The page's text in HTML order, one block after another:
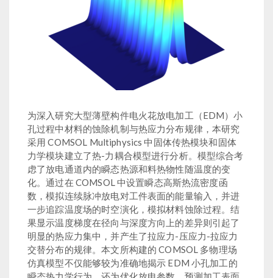
为深入研究大型薄壁构件电火花放电加工（EDM）小
孔过程中材料的蚀除机制与热应力分布规律，本研究
采用 COMSOL Multiphysics 中固体传热模块和固体
力学模块建立了热-力耦合模型进行分析。模型综合考
虑了放电通道内的瞬态热源和料热物性随温度的变
化。通过在 COMSOL 中设置瞬态高斯热流密度函
数，模拟连续脉冲放电对工件表面的能量输入，并进
一步追踪温度场的时空演化，模拟材料蚀除过程。结
果显示温度梯度在径向与深度方向上的差异则引起了
明显的热应力集中，并产生了拉应力-压应力-拉应力
交替分布的规律。本文所构建的 COMSOL 多物理场
仿真模型不仅能够较为准确地揭示 EDM 小孔加工的